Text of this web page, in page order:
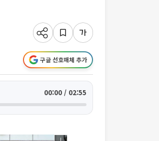
구글 선호매체 추가
00:00 / 02:55